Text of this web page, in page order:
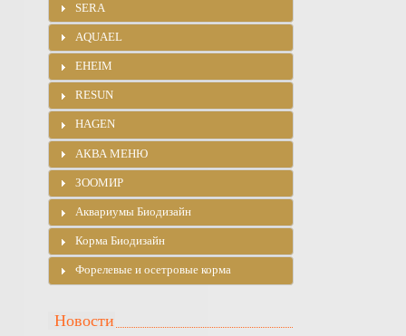
SERA
AQUAEL
EHEIM
RESUN
HAGEN
АКВА МЕНЮ
ЗООМИР
Аквариумы Биодизайн
Корма Биодизайн
Форелевые и осетровые корма
Новости